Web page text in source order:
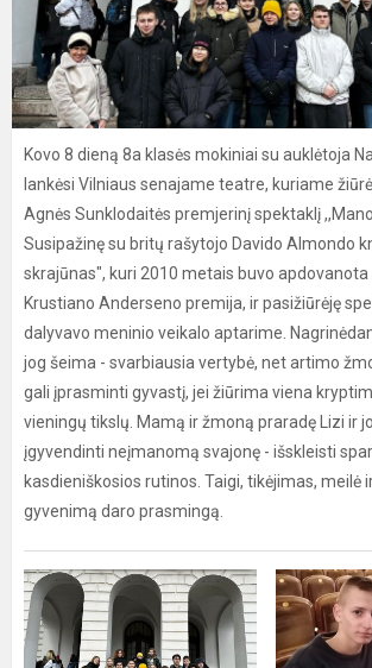
Kovo 8 dieną 8a klasės mokiniai su auklėtoja
lankėsi Vilniaus senajame teatre, kuriame
Agnės Sunklodaitės premjerinį spektaklį
Susipažinę su britų rašytojo Davido Almondo
skrajūnas", kuri 2010 metais buvo
Krustiano Anderseno premija, ir pasižiūrėję
dalyvavo meninio veikalo aptarime.
jog šeima - svarbiausia vertybė, net artimo
gali įprasminti gyvastį, jei žiūrima viena
vieningų tikslų. Mamą ir žmoną praradę Lizi ir
įgyvendinti neįmanomą svajonę - išskleisti
kasdieniškosios rutinos. Taigi, tikėjimas, meilė
gyvenimą daro prasmingą.